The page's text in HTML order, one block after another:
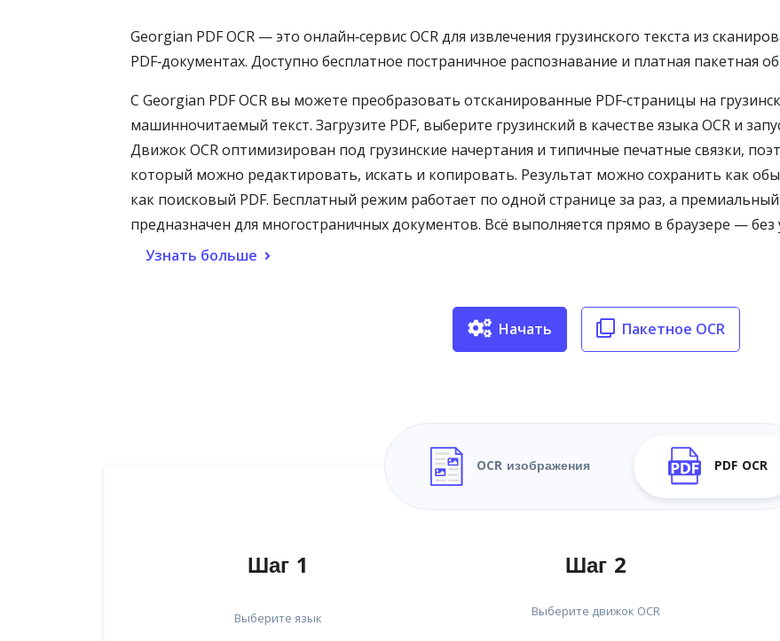
Georgian PDF OCR — это онлайн‑сервис OCR для извлечения грузинского текста из
PDF‑документах. Доступно бесплатное постраничное распознавание и платная пакетная
С Georgian PDF OCR вы можете преобразовать отсканированные PDF‑страницы на
машинночитаемый текст. Загрузите PDF, выберите грузинский в качестве языка OCR и
Движок OCR оптимизирован под грузинские начертания и типичные печатные связки,
который можно редактировать, искать и копировать. Результат можно сохранить как
как поисковый PDF. Бесплатный режим работает по одной странице за раз, а
предназначен для многостраничных документов. Всё выполняется прямо в браузере —
Узнать больше
Начать Пакетное OCR
OCR изображения PDF OCR
Шаг 1
Выберите язык
Шаг 2
Выберите движок OCR